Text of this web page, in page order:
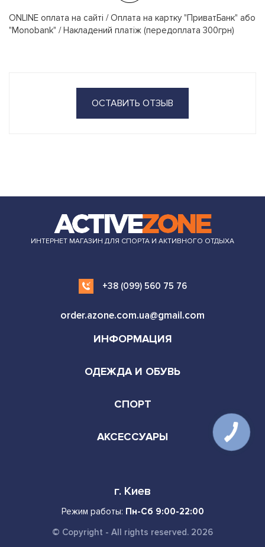
ONLINE оплата на сайті / Оплата на картку "ПриватБанк" або
"Monobank" / Накладений платіж (передоплата 300грн)
ОСТАВИТЬ ОТЗЫВ
ИНТЕРНЕТ МАГАЗИН ДЛЯ СПОРТА И АКТИВНОГО ОТДЫХА
+38 (099) 560 75 76
order.azone.com.ua@gmail.com
ИНФОРМАЦИЯ
ОДЕЖДА И ОБУВЬ
СПОРТ
АКСЕССУАРЫ
г. Киев
Режим работы: Пн-Сб 9:00-22:00
© Copyright - All rights reserved. 2026